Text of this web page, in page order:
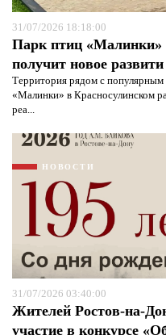
31/07/2026 18:18:00
Парк птиц «Малинки»
получит новое развити
Территория рядом с
«Малинки» в Красносулинском
реа...
НОВОСТИ
31/07/2026 03:40:00
Жителей Ростов-на-
участие в конкурсе
Я согласен с
защиты информации*